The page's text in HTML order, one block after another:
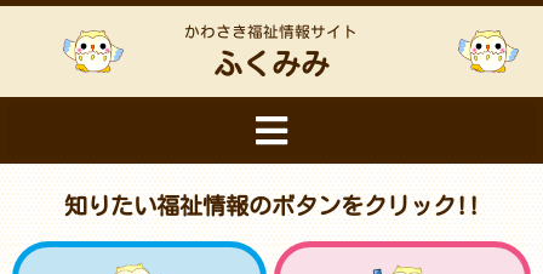
かわさき福祉情報サイト
ふくみみ
知りたい福祉情報のボタンをクリック!!